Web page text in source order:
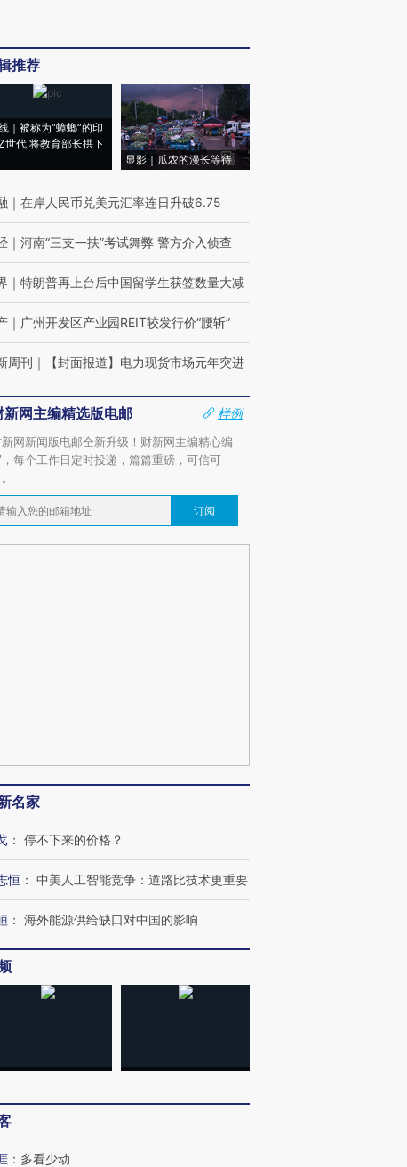
国走私7万
检体内含3种
第四届链博
有意思的生活方式·第三对
【商旅对话】华住集团
推荐
｜被称为“蟑螂”的印
世代 将教育部长拱下
显影｜瓜农的漫长等待
｜ 在岸人民币兑美元汇率连日升破6.75
｜ 河南“三支一扶”考试舞弊 警方介入侦查
｜ 特朗普再上台后中国留学生获签数量大减
｜ 广州开发区产业园REIT较发行价“腰斩”
周刊 ｜ 【封面报道】电力现货市场元年突进
新网主编精选版电邮
样例
新网新闻版电邮全新升级！财新网主编精心编
每个工作日定时投递，篇篇重磅，可信可
订阅
名家
： 停不下来的价格？
恒 ： 中美人工智能竞争：道路比技术更重要
： 海外能源供给缺口对中国的影响
： 多看少动